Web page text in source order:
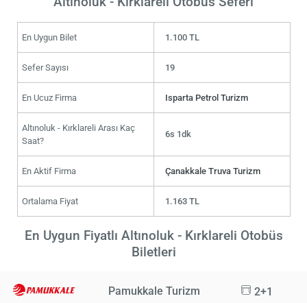
En Uygun Bilet 1.100 TL
Sefer Sayısı 19
En Ucuz Firma Isparta Petrol Turizm
Altınoluk - Kırklareli Arası Kaç
Saat?
6s 1dk
En Aktif Firma Çanakkale Truva Turizm
Ortalama Fiyat 1.163 TL
En Uygun Fiyatlı Altınoluk - Kırklareli Otobüs
Biletleri
Pamukkale Turizm 2+1